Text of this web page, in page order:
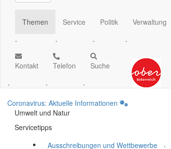
Themen
.
Service
.
Politik
.
Verwaltung
.
Kontakt
.
Telefon
.
Suche
.
Coronavirus: Aktuelle Informationen
Umwelt und Natur
Servicetipps
Ausschreibungen und Wettbewerbe
.